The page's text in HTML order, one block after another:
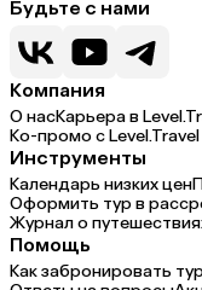
Будьте с нами
Компания
О насКарьера в
Ко-промо с Level.Travel
Инструменты
Календарь низких цен
Оформить тур в
Журнал о
Помощь
Как забронировать